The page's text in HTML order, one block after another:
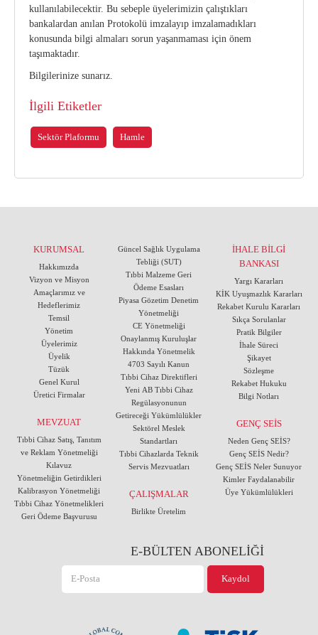
kullanılabilecektir. Bu sebeple üyelerimizin çalıştıkları
bankalardan anılan Protokolü imzalayıp imzalamadıkları
konusunda bilgi almaları sorun yaşanmaması için önem
taşımaktadır.
Bilgilerinize sunarız.
İlgili Etiketler
Sektör Plaformu Hamle
KURUMSAL
Hakkımızda
Vizyon ve Misyon
Amaçlarımız ve
Hedeflerimiz
Temsil
Yönetim
Üyelerimiz
Üyelik
Tüzük
Genel Kurul
Üretici Firmalar
MEVZUAT
Tıbbi Cihaz Satış, Tanıtım
ve Reklam Yönetmeliği
Kılavuz
Yönetmeliğin Getirdikleri
Kalibrasyon Yönetmeliği
Tıbbi Cihaz Yönetmelikleri
Geri Ödeme Başvurusu
Güncel Sağlık Uygulama
Tebliği (SUT)
Tıbbi Malzeme Geri
Ödeme Esasları
Piyasa Gözetim Denetim
Yönetmeliği
CE Yönetmeliği
Onaylanmış Kuruluşlar
Hakkında Yönetmelik
4703 Sayılı Kanun
Tıbbi Cihaz Direktifleri
Yeni AB Tıbbi Cihaz
Regülasyonunun
Getireceği Yükümlülükler
Sektörel Meslek
Standartları
Tıbbi Cihazlarda Teknik
Servis Mezvuatları
ÇALIŞMALAR
Birlikte Üretelim
İHALE BİLGİ
BANKASI
Yargı Kararları
KİK Uyuşmazlık Kararları
Rekabet Kurulu Kararları
Sıkça Sorulanlar
Pratik Bilgiler
İhale Süreci
Şikayet
Sözleşme
Rekabet Hukuku
Bilgi Notları
GENÇ SEİS
Neden Genç SEİS?
Genç SEİS Nedir?
Genç SEİS Neler Sunuyor
Kimler Faydalanabilir
Üye Yükümlülükleri
E-BÜLTEN ABONELİĞİ